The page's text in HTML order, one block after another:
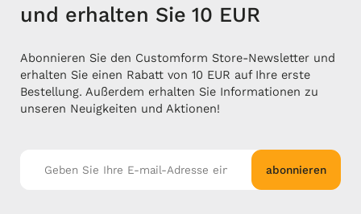
und erhalten Sie 10 EUR
Abonnieren Sie den Customform Store-Newsletter und
erhalten Sie einen Rabatt von 10 EUR auf Ihre erste
Bestellung. Außerdem erhalten Sie Informationen zu
unseren Neuigkeiten und Aktionen!
abonnieren